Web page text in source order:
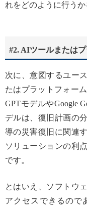
れをどのように行うか
#2. AIツールまたは
次に、意図するユー
たはプラットフォー
GPTモデルやGoogle
デルは、復旧計画の
導の災害復旧に関連
ソリューションの利
です。
とはいえ、ソフトウ
アクセスできるので